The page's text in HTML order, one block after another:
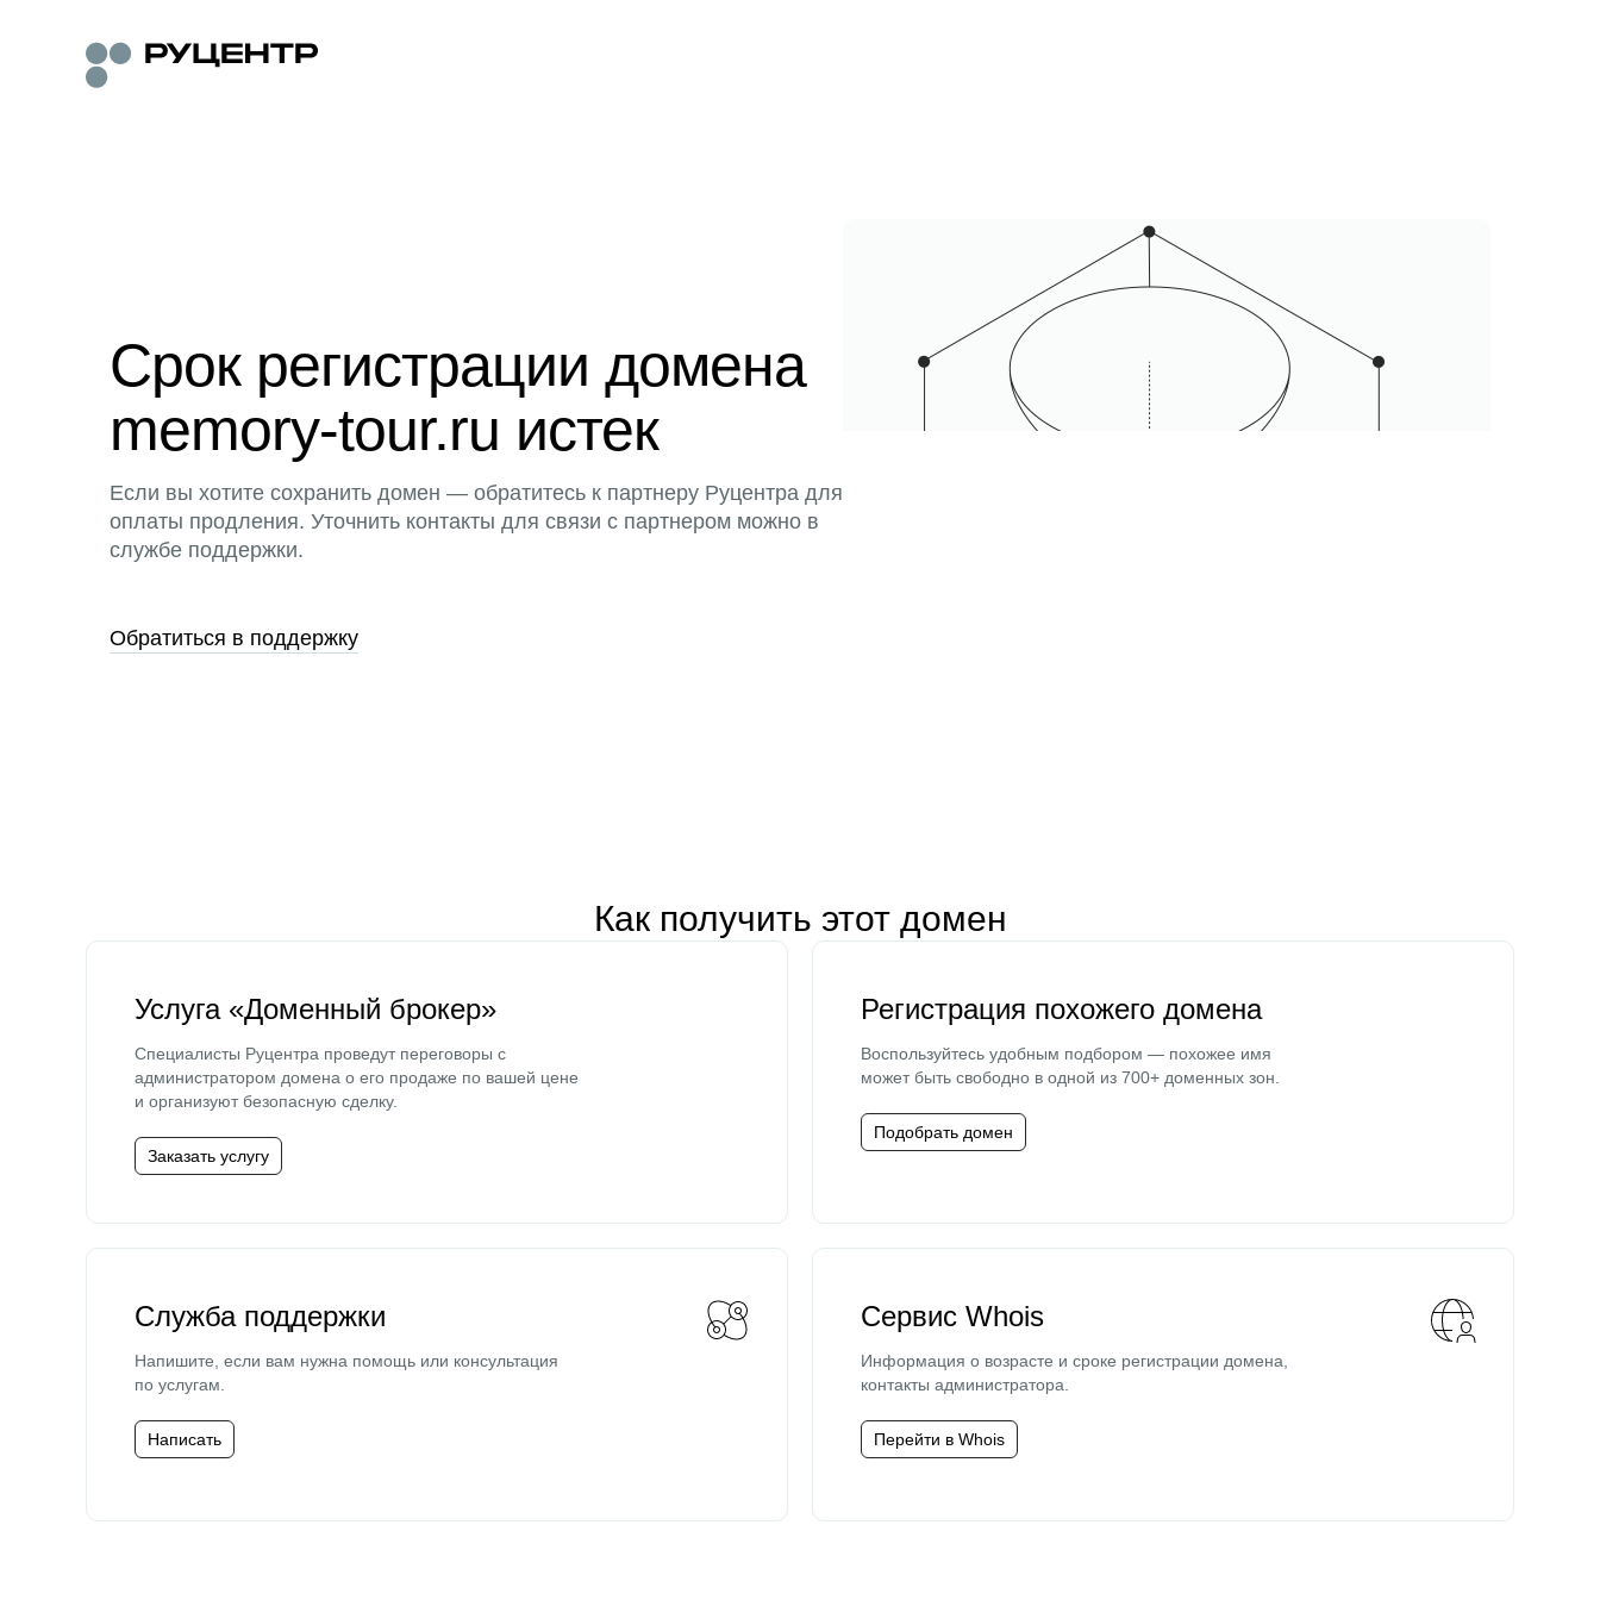
Срок регистрации домена
memory-tour.ru истек
Если вы хотите сохранить домен — обратитесь к партнеру Руцентра для
оплаты продления. Уточнить контакты для связи с партнером можно в
службе поддержки.
Обратиться в поддержку
Как получить этот домен
Услуга «Доменный брокер»
Специалисты Руцентра проведут переговоры с
администратором домена о его продаже по вашей цене
и организуют безопасную сделку.
Заказать услугу
Регистрация похожего домена
Воспользуйтесь удобным подбором — похожее имя
может быть свободно в одной из 700+ доменных зон.
Подобрать домен
Служба поддержки
Напишите, если вам нужна помощь или консультация
по услугам.
Написать
Сервис Whois
Информация о возрасте и сроке регистрации домена,
контакты администратора.
Перейти в Whois